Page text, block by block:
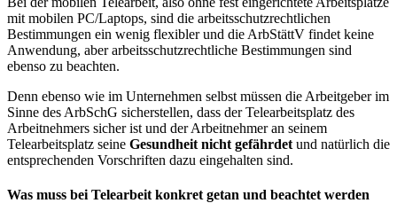
mit mobilen PC/Laptops, sind die arbeitsschutzrechtlichen
Bestimmungen ein wenig flexibler und die ArbStättV findet keine
Anwendung, aber arbeitsschutzrechtliche Bestimmungen sind
ebenso zu beachten.
Denn ebenso wie im Unternehmen selbst müssen die Arbeitgeber im
Sinne des ArbSchG sicherstellen, dass der Telearbeitsplatz des
Arbeitnehmers sicher ist und der Arbeitnehmer an seinem
Telearbeitsplatz seine Gesundheit nicht gefährdet und natürlich die
entsprechenden Vorschriften dazu eingehalten sind.
Was muss bei Telearbeit konkret getan und beachtet werden